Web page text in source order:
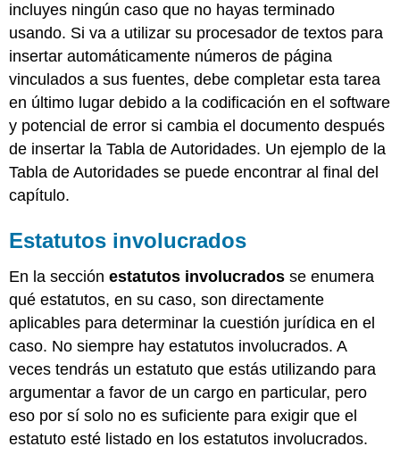
incluyes ningún caso que no hayas terminado
usando. Si va a utilizar su procesador de textos para
insertar automáticamente números de página
vinculados a sus fuentes, debe completar esta tarea
en último lugar debido a la codificación en el software
y potencial de error si cambia el documento después
de insertar la Tabla de Autoridades. Un ejemplo de la
Tabla de Autoridades se puede encontrar al final del
capítulo.
Estatutos involucrados
En la secciónestatutos involucrados se enumera
qué estatutos, en su caso, son directamente
aplicables para determinar la cuestión jurídica en el
caso. No siempre hay estatutos involucrados. A
veces tendrás un estatuto que estás utilizando para
argumentar a favor de un cargo en particular, pero
eso por sí solo no es suficiente para exigir que el
estatuto esté listado en los estatutos involucrados.